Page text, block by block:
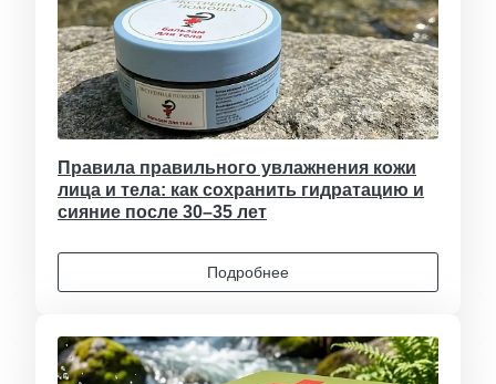
Правила правильного увлажнения кожи
лица и тела: как сохранить гидратацию и
сияние после 30–35 лет
Подробнее